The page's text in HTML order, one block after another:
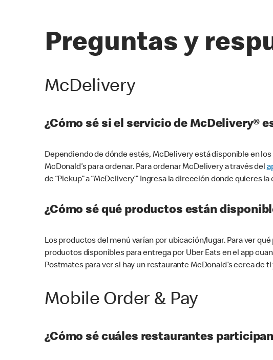
Preguntas y
McDelivery
¿Cómo sé si el servicio de McDelivery®
Dependiendo de dónde estés, McDelivery está disponible en
McDonald’s para ordenar. Para ordenar McDelivery a través del
de “Pickup” a “McDelivery’” Ingresa la dirección donde quieres
¿Cómo sé qué productos están
Los productos del menú varían por ubicación/lugar. Para ver
productos disponibles para entrega por Uber Eats en el app
Postmates para ver si hay un restaurante McDonald’s cerca de
Mobile Order & Pay
¿Cómo sé cuáles restaurantes